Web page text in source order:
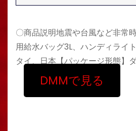
〇商品説明地震や台風など非
用給水バッグ3L、ハンディライ
タイ、日本【パッケージ形態】
DMMで見る